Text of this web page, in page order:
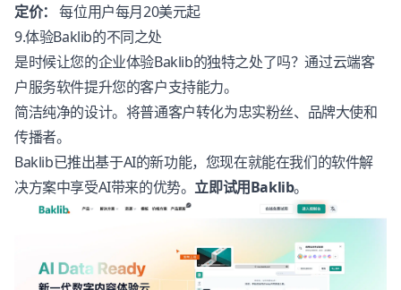
定价： 每位用户每月20美元起
9.体验Baklib的不同之处
是时候让您的企业体验Baklib的独特之处了吗？通过云端客
户服务软件提升您的客户支持能力。
简洁纯净的设计。将普通客户转化为忠实粉丝、品牌大使和
传播者。
Baklib已推出基于AI的新功能，您现在就能在我们的软件解
决方案中享受AI带来的优势。立即试用Baklib。